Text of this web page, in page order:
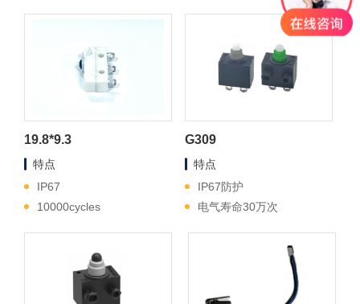
19.8*9.3
特点
IP67
10000cycles
G309
特点
IP67防护
电气寿命30万次